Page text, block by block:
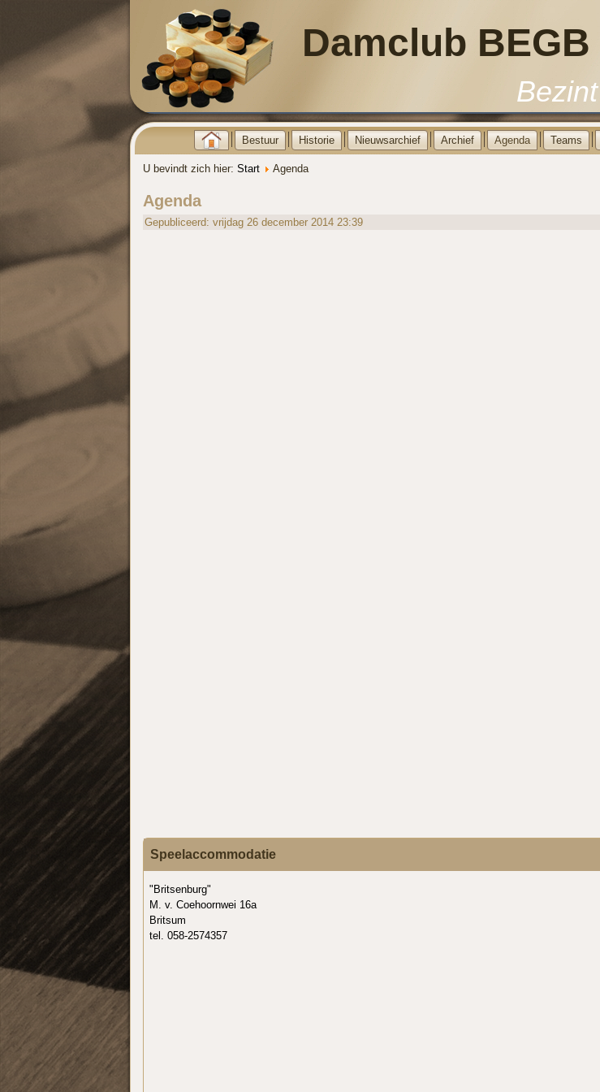
Damclub BEGB
Bestuur Historie Nieuwsarchief Archief Agenda Teams
U bevindt zich hier: Start Agenda
Agenda
Gepubliceerd: vrijdag 26 december 2014 23:39
Speelaccommodatie
"Britsenburg"
M. v. Coehoornwei 16a
Britsum
tel. 058-2574357